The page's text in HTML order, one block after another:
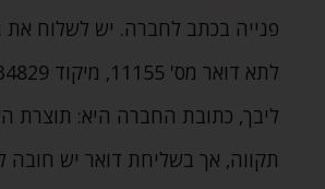
פנייה בכתב לחברה. יש לשלוח את
תקווה‚ אך בשליחת דואר יש חובה